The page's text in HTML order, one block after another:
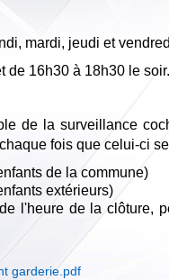
mardi, jeudi et
de 16h30 à 18h30 le soir.
de la surveillance
fois que celui-ci
de la commune)
extérieurs)
l'heure de la clôture,
garderie.pdf